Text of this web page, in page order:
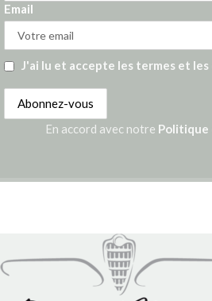
Email
J'ai lu et accepte les termes et
En accord avec notre